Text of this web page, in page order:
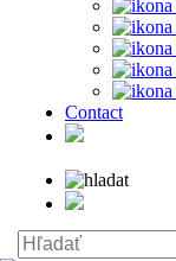
Contact